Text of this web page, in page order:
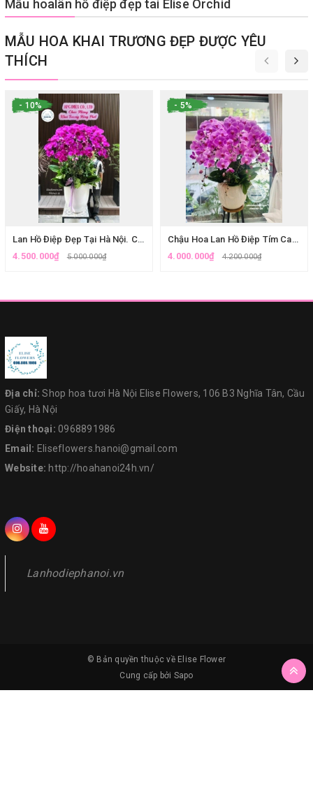
Mẫu hoalân hồ điệp đẹp tai Elise Orchid
MẪU HOA KHAI TRƯƠNG ĐẸP ĐƯỢC YÊU
THÍCH
- 10%
Lan Hồ Điệp Đẹp Tại Hà Nội. Chậu Lan Hồ Điệp Tím Mừng Khai Trương| Eliseflowers.
4.500.000₫
5.000.000₫
- 5%
Chậu Hoa Lan Hồ Điệp Tím Cao Cấp Tặng Bà Tại Eliseflowers Ba Đình
4.000.000₫
4.200.000₫
Địa chỉ:Shop hoa tươi Hà Nội Elise Flowers, 106 B3 Nghĩa Tân, Cầu
Giấy, Hà Nội
Điện thoại: 0968891986
Email: Eliseflowers.hanoi@gmail.com
Website: http://hoahanoi24h.vn/
Lanhodiephanoi.vn
© Bản quyền thuộc về Elise Flower
Cung cấp bởi Sapo